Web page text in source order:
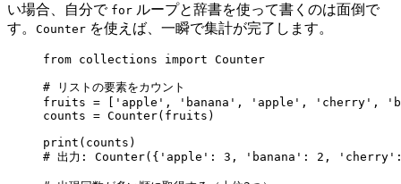
い場合、自分で for ループと辞書を使って書くのは面倒で
す。 Counter を使えば、一瞬で集計が完了します。
from collections import Counter
# リストの要素をカウント
fruits = [ ' apple ' , ' banana ' , ' apple ' , ' cherry ' , '
counts = Counter( fruits )
print ( counts )
# 出力: Counter({'apple': 3, 'banana': 2,